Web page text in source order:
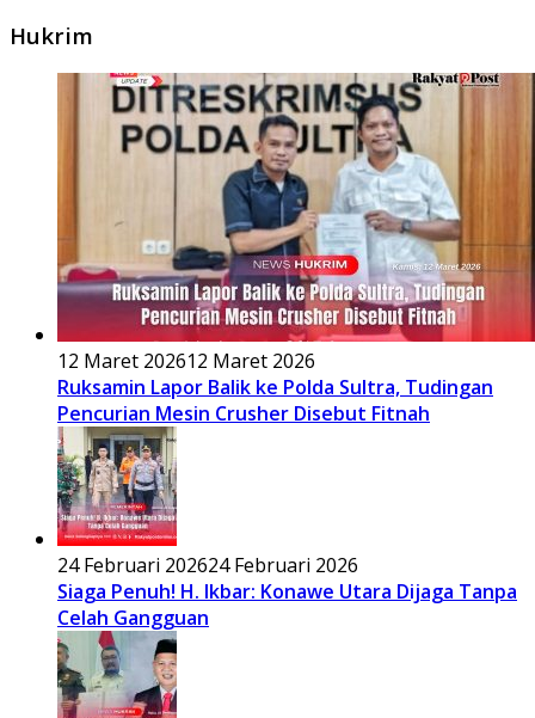
Hukrim
12 Maret 202612 Maret 2026
Ruksamin Lapor Balik ke Polda Sultra, Tudingan
Pencurian Mesin Crusher Disebut Fitnah
24 Februari 202624 Februari 2026
Siaga Penuh! H. Ikbar: Konawe Utara Dijaga Tanpa
Celah Gangguan